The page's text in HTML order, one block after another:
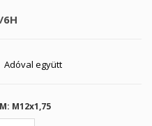
6H
Adóval együtt
M12x1,75